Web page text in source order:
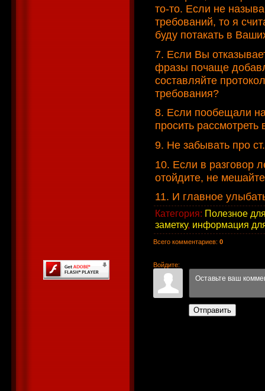
то-то. Если не
требований, то я
буду потакать в
7. Если Вы
фразы почаще
составляйте
требования?
8. Если пообещали
просить
9. Не забывать про
10. Если в разговор
отойдите, не
11. И главное
Категория: Полезное
заметку, информация
Всего комментариев: 0
Войдите:
Отправить